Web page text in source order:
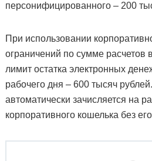
персонифицированного – 200
При использовании
ограничений по сумме расчетов
лимит остатка электронных
рабочего дня – 600 тысяч
автоматически зачисляется на
корпоративного кошелька без